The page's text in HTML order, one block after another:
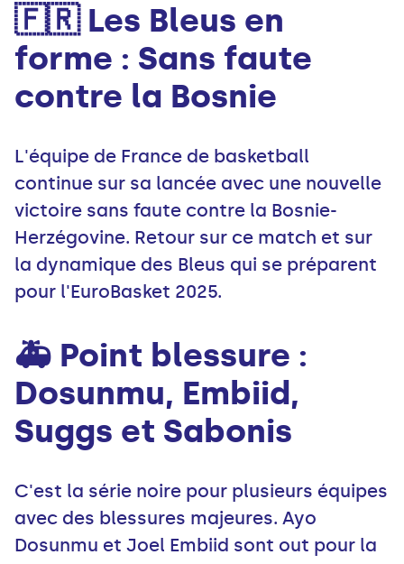
🇫🇷 Les Bleus en
forme : Sans faute
contre la Bosnie
L'équipe de France de basketball
continue sur sa lancée avec une nouvelle
victoire sans faute contre la Bosnie-
Herzégovine. Retour sur ce match et sur
la dynamique des Bleus qui se préparent
pour l'EuroBasket 2025.
🚑 Point blessure :
Dosunmu, Embiid,
Suggs et Sabonis
C'est la série noire pour plusieurs équipes
avec des blessures majeures. Ayo
Dosunmu et Joel Embiid sont out pour la